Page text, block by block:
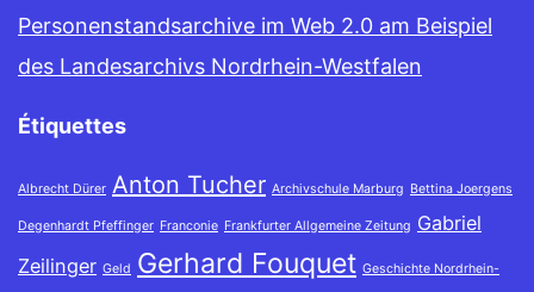
Personenstandsarchive im Web 2.0 am Beispiel
des Landesarchivs Nordrhein-Westfalen
Étiquettes
Albrecht Dürer Anton Tucher Archivschule Marburg Bettina Joergens
Degenhardt Pfeffinger Franconie Frankfurter Allgemeine Zeitung Gabriel
Zeilinger Geld Gerhard Fouquet Geschichte Nordrhein-